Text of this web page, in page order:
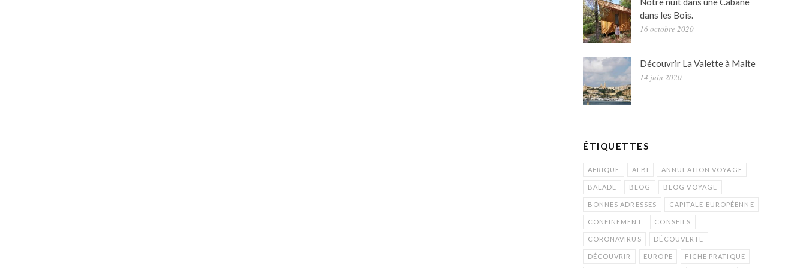
dans les Bois.
16 octobre 2020
Découvrir La Valette à Malte
14 juin 2020
ÉTIQUETTES
AFRIQUE ALBI ANNULATION VOYAGE
BALADE BLOG BLOG VOYAGE
BONNES ADRESSES CAPITALE EUROPÉENNE
CONFINEMENT CONSEILS
CORONAVIRUS DÉCOUVERTE
DÉCOUVRIR EUROPE FICHE PRATIQUE